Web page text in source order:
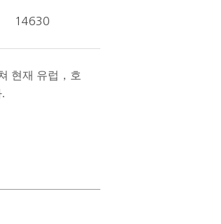
14630
현재 유럽，호
.